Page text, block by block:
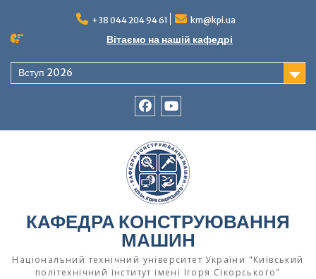
вмісту
+38 044 204 94 61 km@kpi.ua
Вітаємо на нашій кафедрі
Вступ 2026
КАФЕДРА КОНСТРУЮВАННЯ
МАШИН
Національний технічний університет України "Київський
політехнічний інститут імені Ігоря Сікорського"